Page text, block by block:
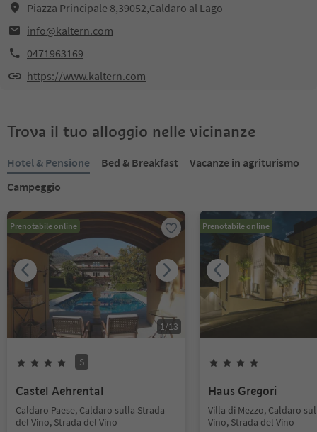
Piazza Principale 8,39052,Caldaro al Lago
info@kaltern.com
0471963169
https://www.kaltern.com
Trova il tuo alloggio nelle vicinanze
Hotel & Pensione Bed & Breakfast
Vacanze in agriturismo
Campeggio
Prenotabile online
1/13
S
Castel Aehrental
Caldaro Paese, Caldaro sulla Strada
del Vino, Strada del Vino
Prenotabile online
Haus Gregori
Villa di Mezzo, Caldaro
Vino, Strada del Vino